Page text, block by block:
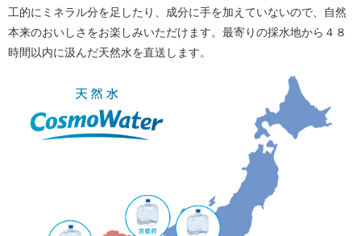
工的にミネラル分を足したり、成分に手を加えていないので、自然
本来のおいしさをお楽しみいただけます。最寄りの採水地から４８
時間以内に汲んだ天然水を直送します。